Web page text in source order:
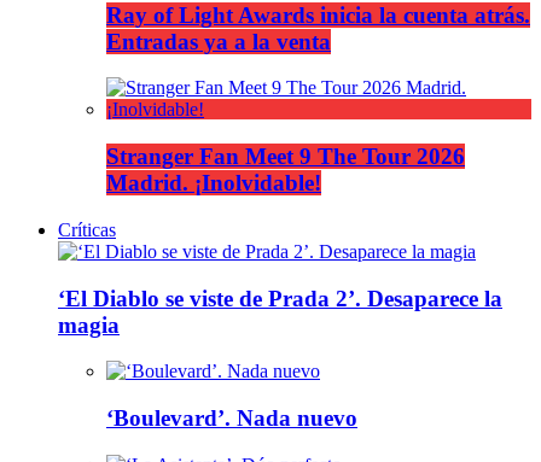
Ray of Light Awards inicia la cuenta atrás.
Entradas ya a la venta
Stranger Fan Meet 9 The Tour 2026
Madrid. ¡Inolvidable!
Críticas
‘El Diablo se viste de Prada 2’. Desaparece la
magia
‘Boulevard’. Nada nuevo